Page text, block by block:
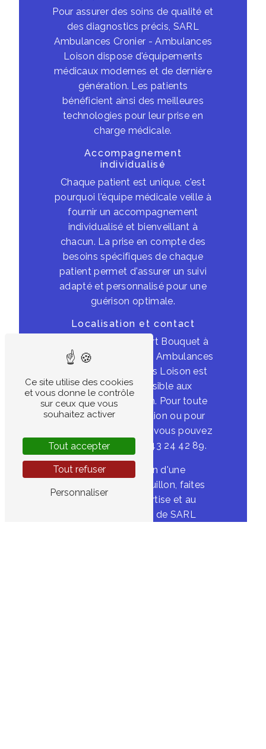
Pour assurer des soins de qualité et
des diagnostics précis, SARL
Ambulances Cronier - Ambulances
Loison dispose d'équipements
médicaux modernes et de dernière
génération. Les patients
bénéficient ainsi des meilleures
technologies pour leur prise en
charge médicale.
Accompagnement
individualisé
Chaque patient est unique, c'est
pourquoi l'équipe médicale veille à
fournir un accompagnement
individualisé et bienveillant à
chacun. La prise en compte des
besoins spécifiques de chaque
patient permet d'assurer un suivi
adapté et personnalisé pour une
guérison optimale.
Localisation et contact
Situé au 2 Rue du Port Bouquet à
72000 Le Mans, SARL Ambulances
Cronier - Ambulances Loison est
facilement accessible aux
habitants de Rouillon. Pour toute
demande d'information ou pour
prendre rendez-vous, vous pouvez
les contacter au 02 43 24 42 89.
En cas de besoin d'une
hospitalisation à Rouillon, faites
confiance à l'expertise et au
professionnalisme de SARL
Ce site utilise des cookies
et vous donne le contrôle
sur ceux que vous
souhaitez activer
Tout accepter
Tout refuser
Personnaliser